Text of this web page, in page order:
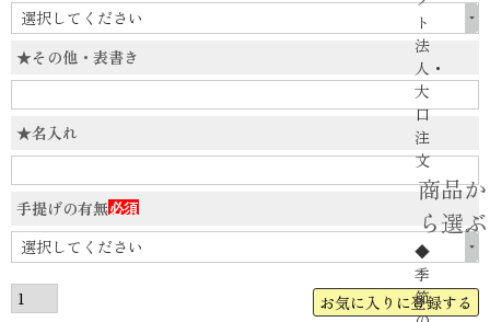
ト
法
人・
大
口
注
文
商品か
ら選ぶ
◆
季
節
★その他・表書き
★名入れ
手提げの有無
(必
須)
お気に入りに登録する